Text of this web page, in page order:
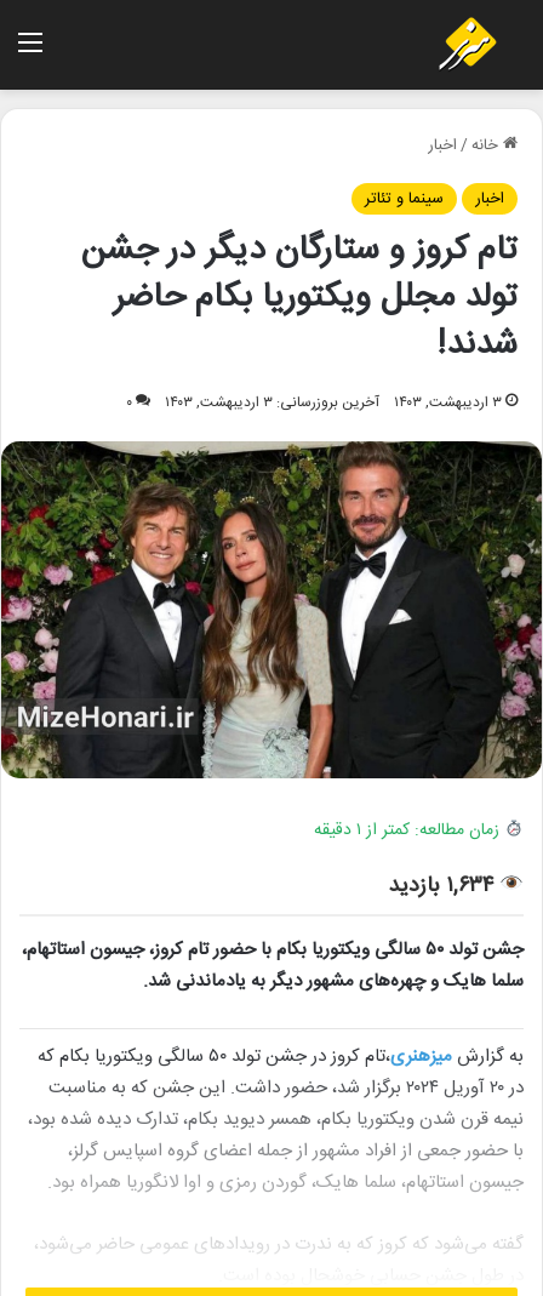
خانه/اخبار
اخبار
سینما و تئاتر
تام کروز و ستارگان دیگر در جشن
تولد مجلل ویکتوریا بکام حاضر
شدند!
۳ اردیبهشت, ۱۴۰۳ آخرین بروزرسانی: ۳ اردیبهشت, ۱۴۰۳ ۰
زمان مطالعه: کمتر از ۱ دقیقه
۱,۶۳۴ بازدید
جشن تولد ۵۰ سالگی ویکتوریا بکام با حضور تام کروز، جیسون استاتهام،
سلما هایک و چهره‌های مشهور دیگر به یادماندنی شد.
به گزارش میزهنری
،تام کروز در جشن تولد ۵۰ سالگی ویکتوریا بکام که
در ۲۰ آوریل ۲۰۲۴ برگزار شد، حضور داشت. این جشن که به مناسبت
نیمه قرن شدن ویکتوریا بکام، همسر دیوید بکام، تدارک دیده شده بود،
با حضور جمعی از افراد مشهور از جمله اعضای گروه اسپایس گرلز،
جیسون استاتهام، سلما هایک، گوردن رمزی و اوا لانگوریا همراه بود.
گفته می‌شود که کروز که به ندرت در رویدادهای عمومی حاضر می‌شود،